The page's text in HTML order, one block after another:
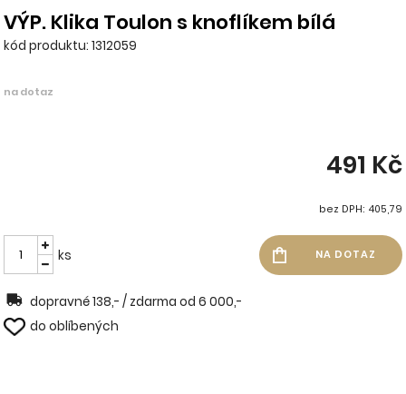
VÝP. Klika Toulon s knoflíkem bílá
kód produktu: 1312059
na dotaz
491 Kč
bez DPH: 405,79
ks
dopravné 138,- / zdarma od 6 000,-
do oblíbených